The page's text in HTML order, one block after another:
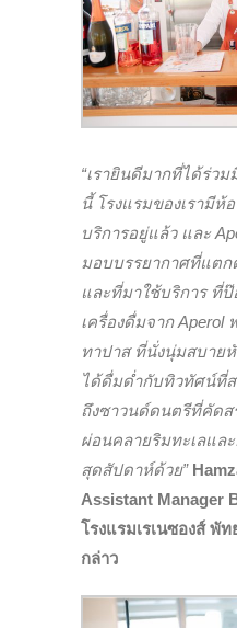
“เรายินดีมากที่ได้ร่ว
นี้ โรงแรมของเรามีห้
บริการอยู่แล้ว และ
มอบบรรยากาศที่แตก
และที่มาใช้บริการ ที่
เครื่องดื่มจาก Aperol
ทาปาส ที่นั่งนุ่มสบาย
ได้ดื่มด่ำกับทิวทัศน์ที่
ถึงซาวนด์ดนตรีที่คัดส
ผ่อนคลายริมทะเลแล
สุดสัปดาห์ด้วย”
Assistant Manager
โรงแรมเรเนซองส์ พั
กล่าว